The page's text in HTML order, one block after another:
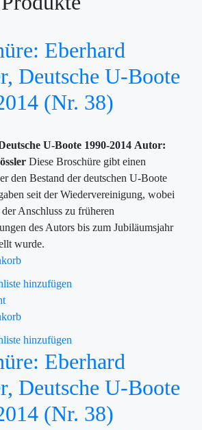
Eberhard
Deutsche U-Boote
(Nr. 38)
U-Boote 1990-2014 Autor:
Diese Broschüre gibt einen
den Bestand der deutschen U-Boote
seit der Wiedervereinigung, wobei
Anschluss zu früheren
des Autors bis zum Jubiläumsjahr
wurde.
hinzufügen
hinzufügen
Eberhard
Deutsche U-Boote
(Nr. 38)